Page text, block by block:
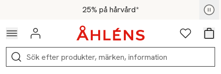
Hoppa till navigationsmenyn25% på hårvård*
För medlemmar - Shoppa nu
Logga in Favoriter
Sök